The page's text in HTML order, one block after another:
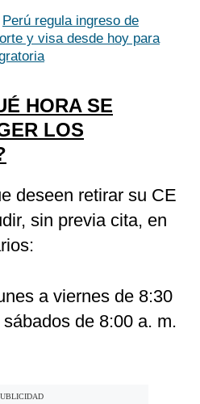
Perú regula ingreso de
y visa desde hoy para
HORA SE
LOS
deseen retirar su CE
sin previa cita, en
a viernes de 8:30
de 8:00 a. m.